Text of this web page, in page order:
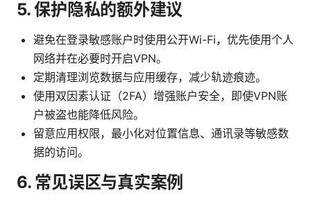
5. 保护隐私的额外建议
避免在登录敏感账户时使用公开Wi-Fi，优先使用个人
网络并在必要时开启VPN。
定期清理浏览数据与应用缓存，减少轨迹痕迹。
使用双因素认证（2FA）增强账户安全，即使VPN账
户被盗也能降低风险。
留意应用权限，最小化对位置信息、通讯录等敏感数
据的访问。
6. 常见误区与真实案例